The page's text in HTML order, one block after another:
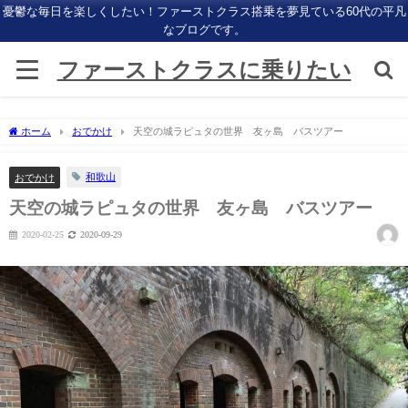
憂鬱な毎日を楽しくしたい！ファーストクラス搭乗を夢見ている60代の平凡
なブログです。
ファーストクラスに乗りたい
ホーム おでかけ 天空の城ラピュタの世界 友ヶ島 バスツアー
おでかけ 和歌山
天空の城ラピュタの世界 友ヶ島 バスツアー
2020-02-25 2020-09-29